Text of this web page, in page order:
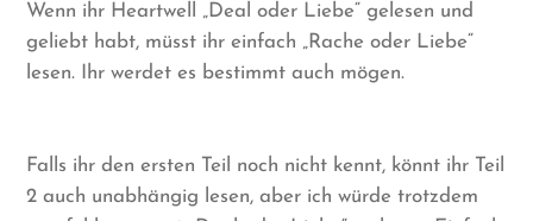
Wenn ihr Heartwell „Deal oder Liebe“ gelesen und
geliebt habt, müsst ihr einfach „Rache oder Liebe“
lesen. Ihr werdet es bestimmt auch mögen.
Falls ihr den ersten Teil noch nicht kennt, könnt ihr Teil
2 auch unabhängig lesen, aber ich würde trotzdem